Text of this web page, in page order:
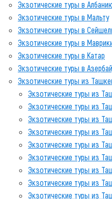
Экзотические туры в
Экзотические туры в Мальту
Экзотические туры в
Экзотические туры в
Экзотические туры в Катар
Экзотические туры в
Экзотические туры из
Экзотические туры из
Экзотические туры из
Экзотические туры из
Экзотические туры из
Экзотические туры из
Экзотические туры из
Экзотические туры из
Экзотические туры из
Экзотические туры из